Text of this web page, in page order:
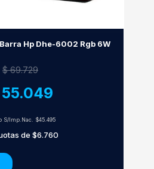
Hp Dhe-6002 Rgb 6W
$ 69.729
S/Imp.Nac. $45.495
de $6.760